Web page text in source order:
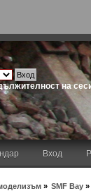
на
Вход
» SMF Bay »